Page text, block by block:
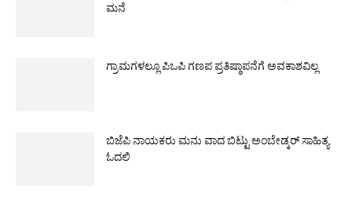
ಮನೆ
ಗ್ರಾಮಗಳಲ್ಲೂ ಪಿಒಪಿ ಗಣಪ ಪ್ರತಿಷ್ಠಾಪನೆಗೆ ಅವಕಾಶವಿಲ್ಲ
ಬಿಜೆಪಿ ನಾಯಕರು ಮನು ವಾದ ಬಿಟ್ಟು ಅಂಬೇಡ್ಕರ್ ಸಾಹಿತ್ಯ
ಓದಲಿ